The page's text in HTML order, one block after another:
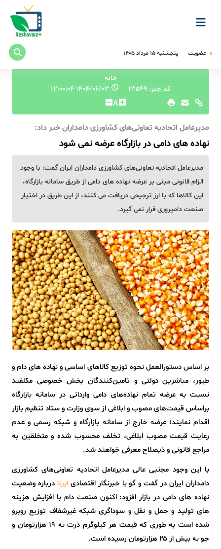
عضویت پنجشنبه ۱۵ مرداد ۱۴۰۵
خانه
کد خبر: 13549
۱۴۰۴/۰۶/۰۳ ۱۲:۰۰:۰۴
A
مدیرعامل اتحادیه تعاونی‌های کشاورزی دامداران خبر داد:
نهاده های دامی در بازارگاه عرضه نمی شود
مدیرعامل اتحادیه تعاونی‌های کشاورزی دامداران ایران گفت: با وجود
الزام قانونی مبنی بر عرضه نهاده های دامی از طریق سامانه بازارگاه،
این کالاها که با ارز ترجیحی دریافت می کنند، از این طریق در اختیار
صنعت دامپروری قرار نمی گیرد.
بر اساس دستورالعمل نحوه توزیع کالاهای اساسی و نهاده های دام و
طیور، مباشرین دولتی و تامین‌کنندگان بخش خصوصی مکلفند
نسبت به عرضه تمام نهاده‌های دامی وارداتی در سامانه بازارگاه
براساس قیمت‌های مصوب و ابلاغی از سوی وزارت و ستاد تنظیم بازار
اقدام نمایند؛ عرضه خارج از سامانه بازارگاه و شبکه رسمی و عدم
رعایت قیمت مصوب ابلاغی، تخلف محسوب شده و متخلقین به
مراجع قانونی و ذیصلاح معرفی خواهند شد.
با این وجود مجتبی عالی مدیرعامل اتحادیه تعاونی‌های کشاورزی
دامداران ایران در گفت و گو با خبرنگار اقتصادیایرنا درباره وضعیت
نهاده های دامی در بازار افزود: اکنون صنعت دام با افزایش هزینه‌
های تولید و حمل‌ و نقل و سوداگری شبکه غیرشفاف توزیع روبرو
شده است به طوری که قیمت هر کیلوگرم ذرت به ۱۹ هزارتومان و
جو به بیش از ۲۵ هزارتومان رسیده است.